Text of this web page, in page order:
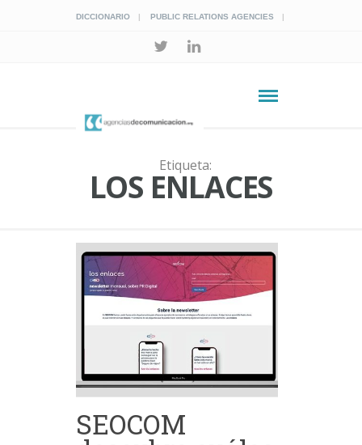
DICCIONARIO PUBLIC RELATIONS AGENCIES
Etiqueta:
LOS ENLACES
SEOCOM